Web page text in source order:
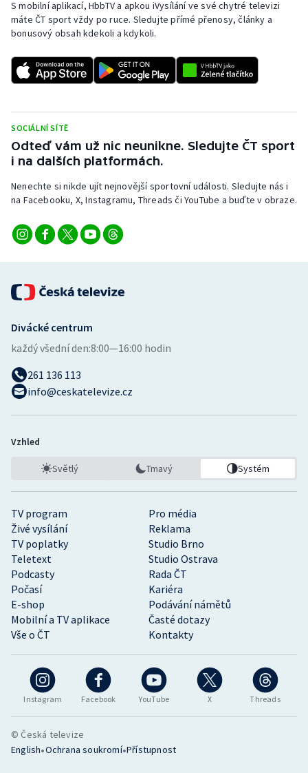
S mobilní aplikací, HbbTV a apkou iVysílání ve své chytré televizi
máte ČT sport vždy po ruce. Sledujte přímé přenosy, články a
bonusový obsah kdekoli a kdykoli.
SOCIÁLNÍ SÍTĚ
Odteď vám už nic neunikne. Sledujte ČT sport
i na dalších platformách.
Nenechte si nikde ujít nejnovější sportovní události. Sledujte nás i
na Facebooku, X, Instagramu, Threads či YouTube a buďte v obraze.
Instagram Facebook YouTube X Threads
TV program
Pro média
Živé vysílání
Reklama
TV poplatky
Studio Brno
Teletext
Studio Ostrava
Podcasty
Rada ČT
Počasí
Kariéra
E-shop
Podávání námětů
Mobilní a TV aplikace
Časté dotazy
Vše o ČT
Kontakty
Divácké centrum
každý všední den:8:00—16:00 hodin
261 136 113
info@ceskatelevize.cz
Vzhled
Světlý Tmavý Systém
© Česká televize
English•Ochrana soukromí•Přístupnost